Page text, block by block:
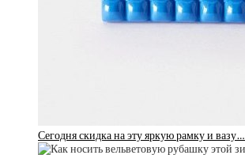
Сегодня скидка на эту яркую рамку и вазу…